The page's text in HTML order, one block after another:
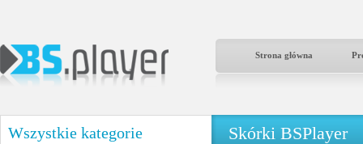
Strona główna
Wszystkie kategorie Skórki BSPlayer